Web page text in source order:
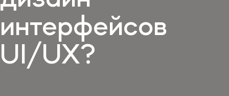
интерфейсов
UI/UX?